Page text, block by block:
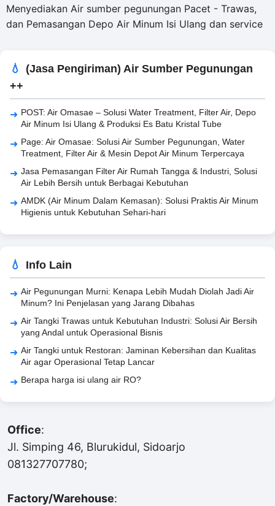
Menyediakan Air sumber pegunungan Pacet - Trawas,
dan Pemasangan Depo Air Minum Isi Ulang dan service
(Jasa Pengiriman) Air Sumber Pegunungan
++
POST: Air Omasae – Solusi Water Treatment, Filter Air, Depo
Air Minum Isi Ulang & Produksi Es Batu Kristal Tube
Page: Air Omasae: Solusi Air Sumber Pegunungan, Water
Treatment, Filter Air & Mesin Depot Air Minum Terpercaya
Jasa Pemasangan Filter Air Rumah Tangga & Industri, Solusi
Air Lebih Bersih untuk Berbagai Kebutuhan
AMDK (Air Minum Dalam Kemasan): Solusi Praktis Air Minum
Higienis untuk Kebutuhan Sehari-hari
Info Lain
Air Pegunungan Murni: Kenapa Lebih Mudah Diolah Jadi Air
Minum? Ini Penjelasan yang Jarang Dibahas
Air Tangki Trawas untuk Kebutuhan Industri: Solusi Air Bersih
yang Andal untuk Operasional Bisnis
Air Tangki untuk Restoran: Jaminan Kebersihan dan Kualitas
Air agar Operasional Tetap Lancar
Berapa harga isi ulang air RO?
Office:
Jl. Simping 46, Blurukidul, Sidoarjo
081327707780;
Factory/Warehouse: